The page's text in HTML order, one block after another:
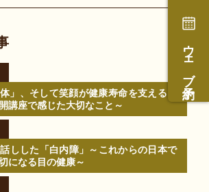
ウェブ予約
体」、そして笑顔が健康寿命を支える～
講座で感じた大切なこと～
しした「白内障」～これからの日本で
になる目の健康～